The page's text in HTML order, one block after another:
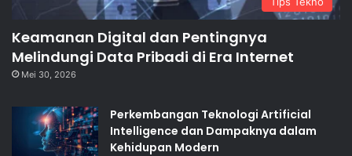
Keamanan Digital dan Pentingnya
Melindungi Data Pribadi di Era Internet
Mei 30, 2026
Perkembangan Teknologi Artificial
Intelligence dan Dampaknya dalam
Kehidupan Modern